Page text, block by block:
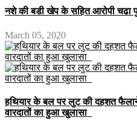
नशे की बडी खेप के सहित आरोपी चढा
March 05, 2020
हथियार के बल पर लुट की दहशत
वारदातों का हुआ खुलासा